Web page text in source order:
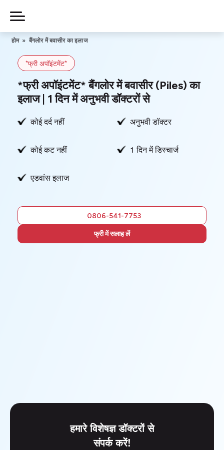
content
Piles
हमारे बारे में
हमसे संपर्क करें
फ्री में सलाह
लें
होम » बैंगलोर में बवासीर का इलाज
*फ्री अपॉइंटमेंट*
*फ्री अपॉइंटमेंट* बैंगलोर में बवासीर (Piles) का
इलाज | 1 दिन में अनुभवी डॉक्टरों से
कोई दर्द नहीं अनुभवी डॉक्टर
कोई कट नहीं 1 दिन में डिस्चार्ज
एडवांस इलाज
0806-541-7753
फ्री में सलाह लें
हमारे विशेषज्ञ डॉक्टरों से
संपर्क करें!